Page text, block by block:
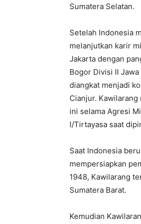
Sumatera Selatan.
Setelah Indonesia
melanjutkan karir
Jakarta dengan
Bogor Divisi II
diangkat menjadi
Cianjur.
ini selama Agresi
I/Tirtayasa saat
Saat Indonesia
mempersiapkan
1948, Kawilarang
Sumatera Barat.
Kemudian